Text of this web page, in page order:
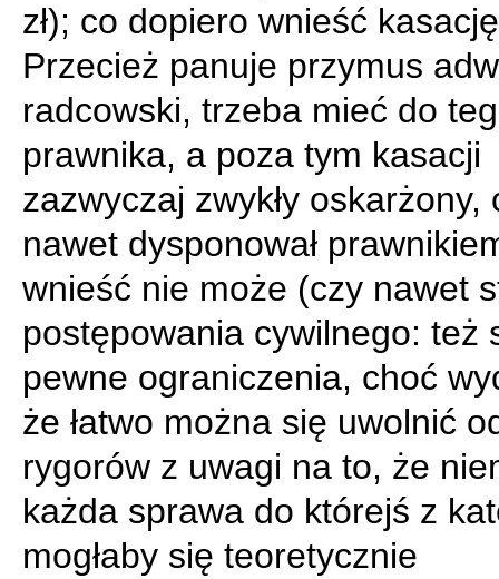
zł); co dopiero wnieść
Przecież panuje przymus
radcowski, trzeba mieć do
prawnika, a poza tym kasacji
zazwyczaj zwykły oskarżony,
nawet dysponował
wnieść nie może (czy nawet
postępowania cywilnego: też
pewne ograniczenia, choć
że łatwo można się uwolnić
rygorów z uwagi na to, że
każda sprawa do którejś z
mogłaby się teoretycznie